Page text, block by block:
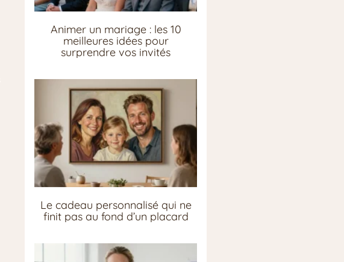
Animer un mariage : les 10
meilleures idées pour
surprendre vos invités
Le cadeau personnalisé qui ne
finit pas au fond d’un placard